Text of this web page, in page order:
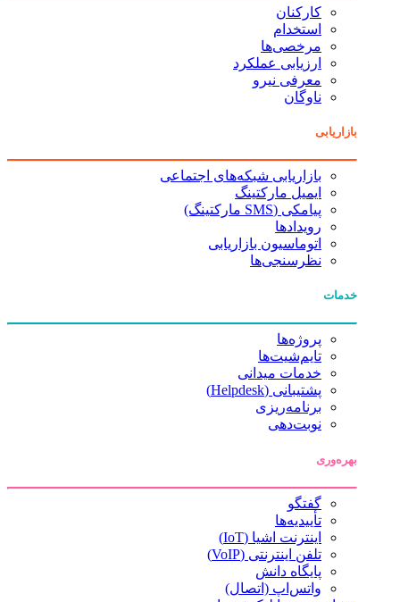
کارکنان
استخدام
مرخصی‌ها
ارزیابی عملکرد
معرفی نیرو
ناوگان
بازاریابی
بازاریابی شبکه‌های اجتماعی
ایمیل مارکتینگ
پیامکی (SMS مارکتینگ)
رویدادها
اتوماسیون بازاریابی
نظرسنجی‌ها
خدمات
پروژه‌ها
تایم‌شیت‌ها
خدمات میدانی
پشتیبانی (Helpdesk)
برنامه‌ریزی
نوبت‌دهی
بهره‌وری
گفتگو
تأییدیه‌ها
اینترنت اشیا (IoT)
تلفن اینترنتی (VoIP)
پایگاه دانش
واتس‌اپ (اتصال)